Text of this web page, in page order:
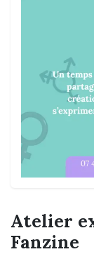
Atelier
Fanzine